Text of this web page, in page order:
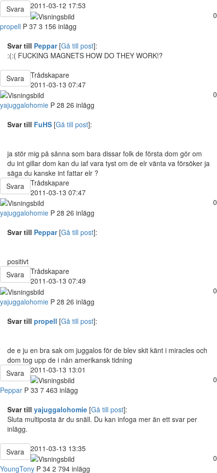
Svara
2011-03-12 17:53
0
propell P 37 3 156 inlägg
Svar till Peppar[Gå till post]:
:(:( FUCKING MAGNETS HOW DO THEY WORK!?
Svara
Trådskapare
2011-03-13 07:47
0
yajuggalohomie P 28 26 inlägg
Svar till FuHS [Gå till post]:
ja stör mig på sånna som bara dissar folk de första dom gör om
du int gillar dom kan du iaf vara tyst om de elr vänta va försöker ja
säga du kanske int fattar elr ?
Svara
Trådskapare
2011-03-13 07:47
0
yajuggalohomie P 28 26 inlägg
Svar till Peppar[Gå till post]:
positivt
Svara
Trådskapare
2011-03-13 07:49
0
yajuggalohomie P 28 26 inlägg
Svar till propell [Gå till post]:
de e ju en bra sak om juggalos för de blev skit känt i miracles och
dom tog upp de i nån amerikansk tidning
Svara
2011-03-13 13:01
0
Peppar P 33 7 463 inlägg
Svar till yajuggalohomie [Gå till post]:
Sluta multiposta är du snäll. Du kan infoga mer än ett svar per
inlägg.
Svara
2011-03-13 13:35
0
YoungTony P 34 2 794 inlägg